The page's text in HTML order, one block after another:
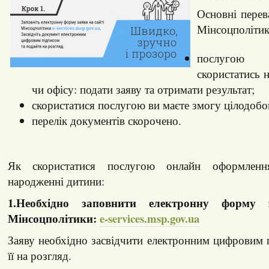
Основні
чи офісу: подати заяву та отримати результат;
скористатися послугою ви маєте змогу
перелік документів скорочено.
Як скористатися послугою онлайн
народженні дитини:
1.Необхідно заповнити електронну
Мінсоцполітики: e-services.msp.gov.ua
Заяву необхідно засвідчити електронним цифровим
її на розгляд.